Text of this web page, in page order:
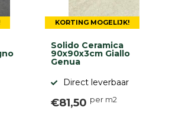
KORTING MOGELIJK!
Solido Ceramica
90x90x3cm Giallo
Genua
Direct leverbaar
€81,50 per m2